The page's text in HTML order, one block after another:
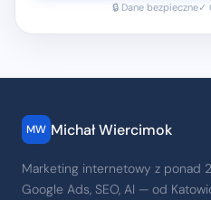
🔒 Dane bezpieczne✓
MW Michał Wiercimok
Marketing internetowy z ponad
Google Ads, SEO, AI — od